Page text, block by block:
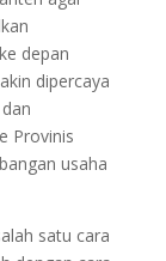
depan
dipercaya
Provinis
usaha
satu cara